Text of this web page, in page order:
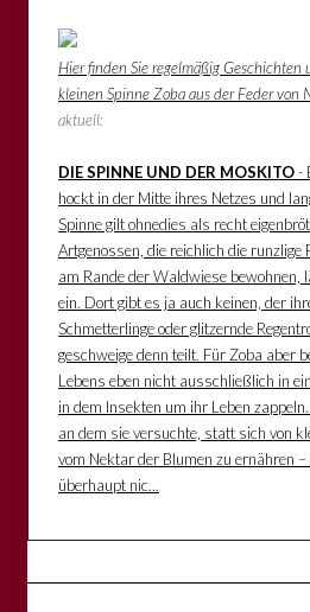
Hier finden Sie regelmäßig
kleinen Spinne Zoba aus der Feder von
aktuell:
DIE SPINNE UND DER MOSKITO-
hockt in der Mitte ihres Netzes und
Spinne gilt ohnedies als recht
Artgenossen, die reichlich die runzlige
am Rande der Waldwiese bewohnen,
ein. Dort gibt es ja auch keinen, der
Schmetterlinge oder glitzernde
geschweige denn teilt. Für Zoba aber
Lebens eben nicht ausschließlich in
in dem Insekten um ihr Leben
an dem sie versuchte, statt sich von
vom Nektar der Blumen zu ernähren
überhaupt nic...